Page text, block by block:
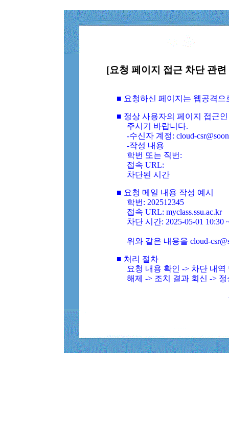
[요청 페이지 접근 차단 관
■ 요청하신 페이지는 웹공격
■ 정상 사용자의 페이지 접근
주시기 바랍니다.
-수신자 계정: cloud-
-작성 내용
학번 또는 직번:
접속 URL:
차단된 시간
■ 요청 메일 내용 작성 예시
학번: 202512345
접속 URL: myclass.ssu.ac.kr
차단 시간: 2025-05-01 10:30
위와 같은 내용을 cloud-
■ 처리 절차
요청 내용 확인 -> 차단 내
해제 -> 조치 결과 회신 ->